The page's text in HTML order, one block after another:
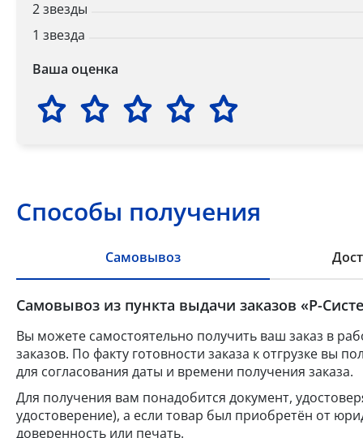
2 звезды
1 звезда
Ваша оценка
Способы получения
Самовывоз
Самовывоз из пункта выдачи заказов «Р-
Вы можете самостоятельно получить ваш заказ в
заказов. По факту готовности заказа к отгрузке вы
для согласования даты и времени получения заказа.
Для получения вам понадобится документ,
удостоверение), а если товар был приобретён от
доверенность или печать.